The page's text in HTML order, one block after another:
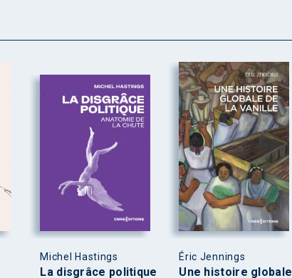
Michel Hastings
La disgrâce politique
Éric Jennings
Une histoire globale